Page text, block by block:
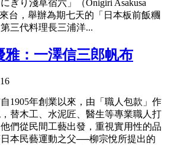
ぎり淺草宿六」（Onigiri Asakusa
台，舉辦為期七天的「日本板前飯糰
三代料理長三浦洋...
雅：一澤信三郎帆布
1905年創業以來，由「職人包款」作
替木工、水泥匠、醫生等專業職人打
們從民間工藝出發，重視實用性的品
本民藝運動之父──柳宗悅所提出的